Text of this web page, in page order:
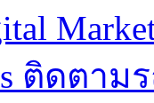
ติดตาม